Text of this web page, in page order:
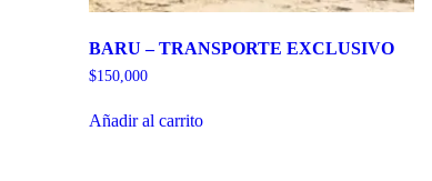
BARU – TRANSPORTE EXCLUSIVO
$150,000
Añadir al carrito